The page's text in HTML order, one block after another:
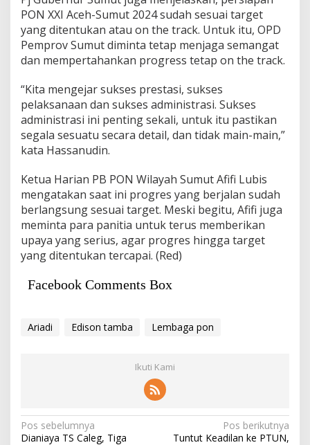
PON XXI Aceh-Sumut 2024 sudah sesuai target
yang ditentukan atau on the track. Untuk itu, OPD
Pemprov Sumut diminta tetap menjaga semangat
dan mempertahankan progress tetap on the track.
“Kita mengejar sukses prestasi, sukses
pelaksanaan dan sukses administrasi. Sukses
administrasi ini penting sekali, untuk itu pastikan
segala sesuatu secara detail, dan tidak main-main,”
kata Hassanudin.
Ketua Harian PB PON Wilayah Sumut Afifi Lubis
mengatakan saat ini progres yang berjalan sudah
berlangsung sesuai target. Meski begitu, Afifi juga
meminta para panitia untuk terus memberikan
upaya yang serius, agar progres hingga target
yang ditentukan tercapai. (Red)
Facebook Comments Box
Ariadi Edison tamba Lembaga pon
Ikuti Kami
Navigasi
Pos sebelumnya
Dianiaya TS Caleg, Tiga
Pos berikutnya
Tuntut Keadilan ke PTUN,